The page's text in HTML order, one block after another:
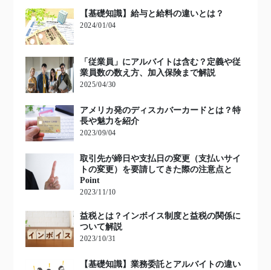
【基礎知識】給与と給料の違いとは？
2024/01/04
「従業員」にアルバイトは含む？定義や従
業員数の数え方、加入保険まで解説
2025/04/30
アメリカ発のディスカバーカードとは？特
長や魅力を紹介
2023/09/04
取引先が締日や支払日の変更（支払いサイ
トの変更）を要請してきた際の注意点と
Point
2023/11/10
益税とは？インボイス制度と益税の関係に
ついて解説
2023/10/31
【基礎知識】業務委託とアルバイトの違い